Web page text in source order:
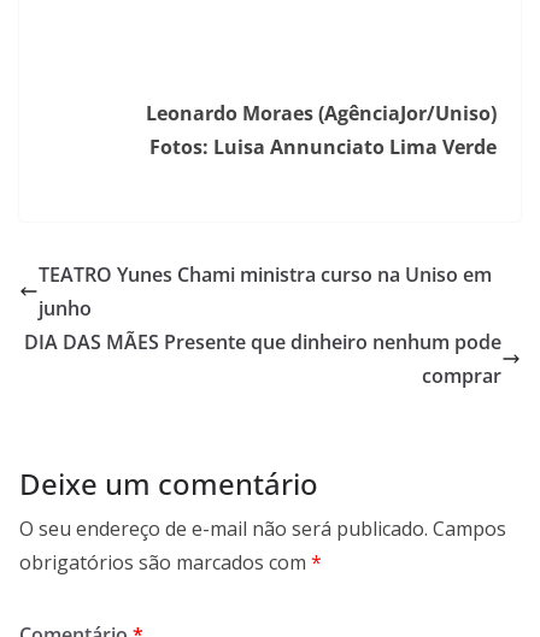
Leonardo Moraes (AgênciaJor/Uniso)
Fotos: Luisa Annunciato Lima Verde
TEATRO Yunes Chami ministra curso na Uniso em
junho
DIA DAS MÃES Presente que dinheiro nenhum pode
comprar
Deixe um comentário
O seu endereço de e-mail não será publicado. Campos
obrigatórios são marcados com *